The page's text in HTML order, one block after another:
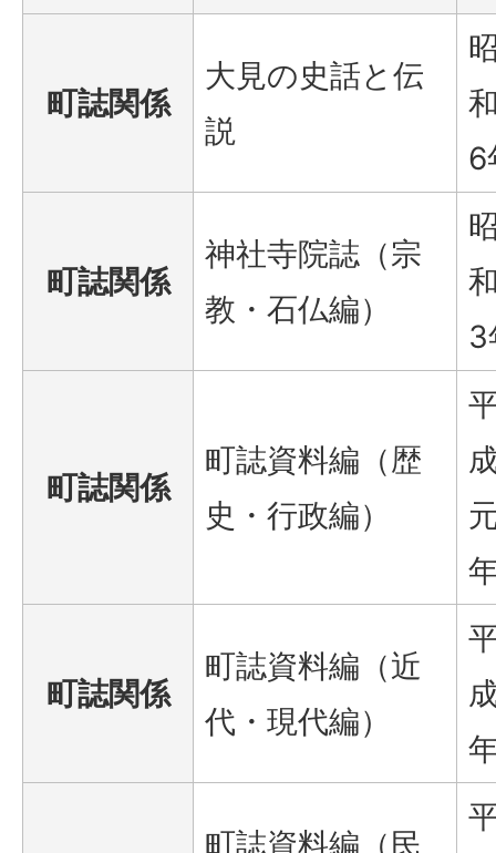
町誌関係
大見の史話と伝
説
6
町誌関係
神社寺院誌（宗
教・石仏編）
3
町誌関係
町誌資料編（歴
史・行政編）
町誌関係
町誌資料編（近
代・現代編）
町誌資料編（民